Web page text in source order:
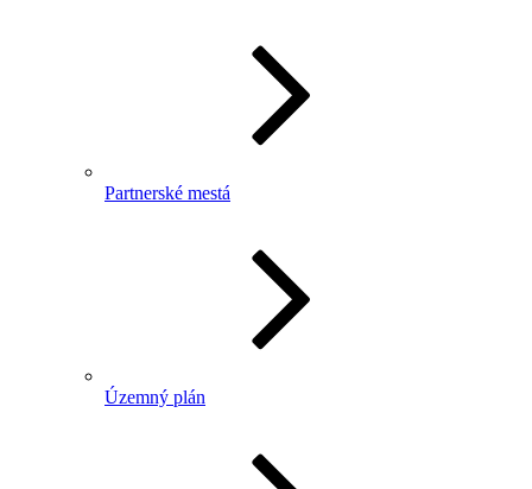
Partnerské mestá
Územný plán